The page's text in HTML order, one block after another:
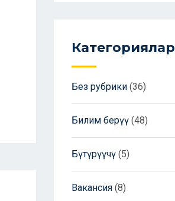
Категориялар
Без рубрики (36)
Билим берүү (48)
Бүтүрүүчү (5)
Вакансия (8)